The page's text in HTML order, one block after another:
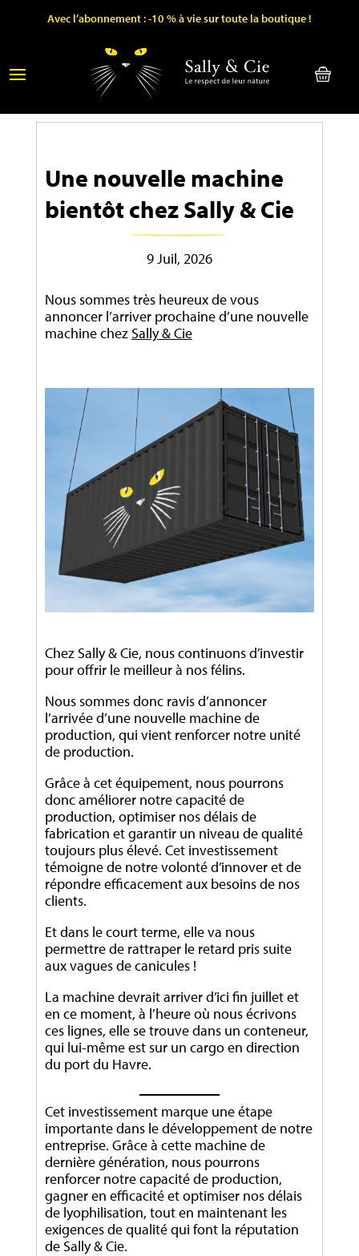
Avec l’abonnement : -10 % à vie sur toute la boutique !
Une nouvelle machine
bientôt chez Sally & Cie
9 Juil, 2026
Nous sommes très heureux de vous
annoncer l’arriver prochaine d’une nouvelle
machine chez Sally & Cie
Chez Sally & Cie, nous continuons d’investir
pour offrir le meilleur à nos félins.
Nous sommes donc ravis d’annoncer
l’arrivée d’une nouvelle machine de
production, qui vient renforcer notre unité
de production.
Grâce à cet équipement, nous pourrons
donc améliorer notre capacité de
production, optimiser nos délais de
fabrication et garantir un niveau de qualité
toujours plus élevé. Cet investissement
témoigne de notre volonté d’innover et de
répondre efficacement aux besoins de nos
clients.
Et dans le court terme, elle va nous
permettre de rattraper le retard pris suite
aux vagues de canicules !
La machine devrait arriver d’ici fin juillet et
en ce moment, à l’heure où nous écrivons
ces lignes, elle se trouve dans un conteneur,
qui lui-même est sur un cargo en direction
du port du Havre.
Cet investissement marque une étape
importante dans le développement de notre
entreprise. Grâce à cette machine de
dernière génération, nous pourrons
renforcer notre capacité de production,
gagner en efficacité et optimiser nos délais
de lyophilisation, tout en maintenant les
exigences de qualité qui font la réputation
de Sally & Cie.